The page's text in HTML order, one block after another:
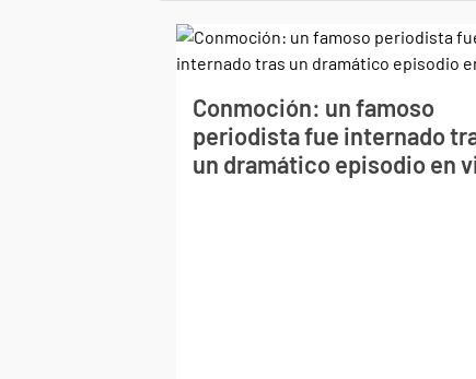
Conmoción: un famoso
periodista fue internado
un dramático episodio en